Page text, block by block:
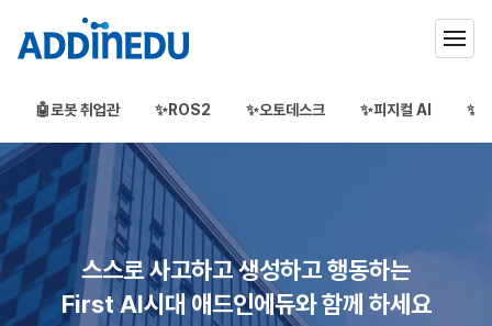
🤖로봇 취업관 ✨ROS2 ✨오토데스크 ✨피지컬 AI
애드인에듀
오프라인 부트캠프
부프캠프
스스로 사고하고 생성하고 행동하는
First AI시대 애드인에듀와 함께 하세요